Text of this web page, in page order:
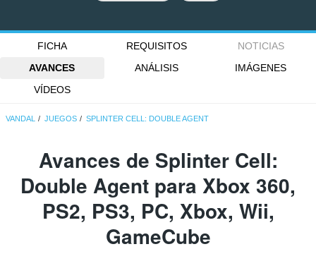
FICHA REQUISITOS
NOTICIAS
AVANCES
ANÁLISIS
IMÁGENES
VÍDEOS
VANDAL JUEGOS SPLINTER CELL: DOUBLE AGENT
Avances de Splinter Cell:
Double Agent para Xbox 360,
PS2, PS3, PC, Xbox, Wii,
GameCube